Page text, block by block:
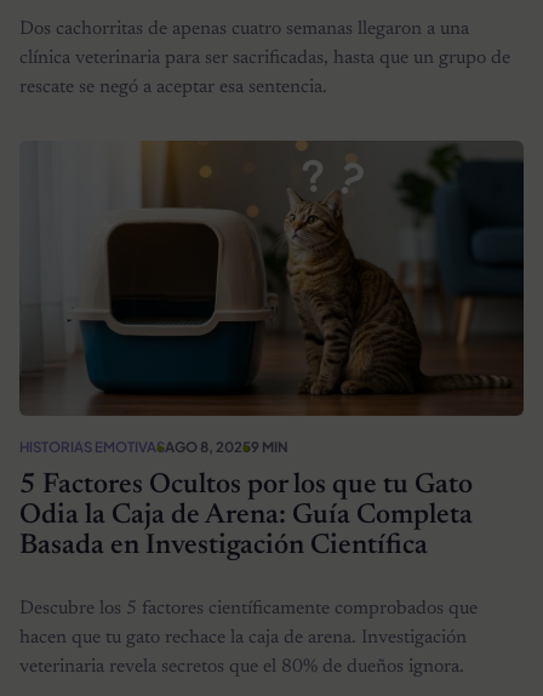
Dos cachorritas de apenas cuatro semanas llegaron a una
clínica veterinaria para ser sacrificadas, hasta que un grupo de
rescate se negó a aceptar esa sentencia.
HISTORIAS EMOTIVASAGO 8, 20259 MIN
5 Factores Ocultos por los que tu Gato
Odia la Caja de Arena: Guía Completa
Basada en Investigación Científica
Descubre los 5 factores científicamente comprobados que
hacen que tu gato rechace la caja de arena. Investigación
veterinaria revela secretos que el 80% de dueños ignora.